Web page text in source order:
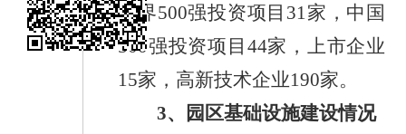
当前
页
世界500强投资项目 31 家，中国
500强投资项目 44家，上市企业
15家，高新技术企业190家。
3、
园区基础设施建设情况